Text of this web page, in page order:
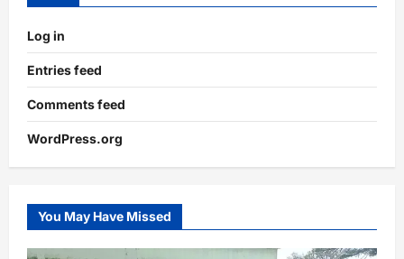
Log in
Entries feed
Comments feed
WordPress.org
You May Have Missed